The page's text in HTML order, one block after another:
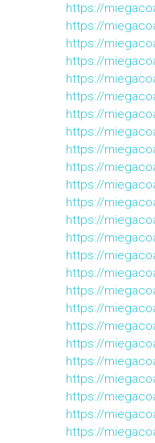
https://
https://
https://
https://
https://
https://
https://
https://
https://
https://
https://
https://
https://
https://
https://
https://
https://
https://
https://
https://
https://
https://
https://
https://
https://